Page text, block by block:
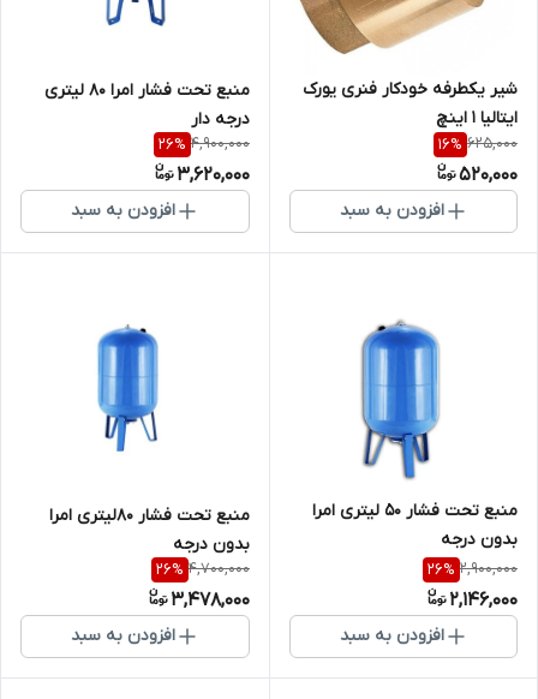
شیر یکطرفه خودکار فنری یورک
ایتالیا 1 اینچ
625,000
16%
520,000
افزودن به سبد
منبع تحت فشار امرا 80 لیتری
درجه دار
4,900,000
26%
3,620,000
افزودن به سبد
منبع تحت فشار 50 لیتری امرا
بدون درجه
2,900,000
26%
2,146,000
افزودن به سبد
منبع تحت فشار ۸۰لیتری امرا
بدون درجه
4,700,000
26%
3,478,000
افزودن به سبد